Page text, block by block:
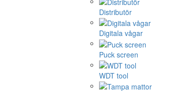
Distributör
Digitala vågar
Puck screen
WDT tool